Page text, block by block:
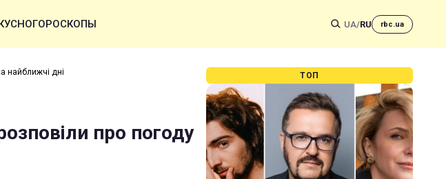
ГОРОСКОПЫ UA/RU rbc.ua
найближчі дні
про погоду
ТОП